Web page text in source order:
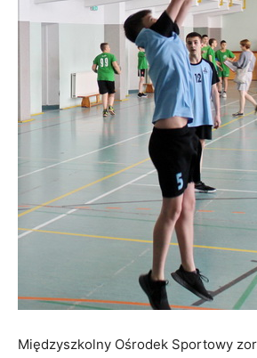
Międzyszkolny Ośrodek Sportowy